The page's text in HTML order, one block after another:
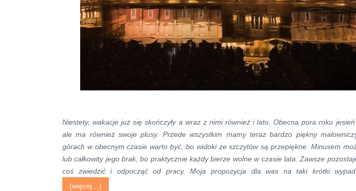
Niestety,wakacje już się skończyły a wraz z nimi również i lato. Obecna pora roku
ale ma również swoje plusy. Przede wszystkim mamy teraz bardzo piękny
górach w obecnym czasie warto być, bo widoki ze szczytów są przepiękne. Minusem
lub całkowity jego brak, bo praktycznie każdy bierze wolne w czasie lata. Zawsze
coś zwiedzić i odpocząć od pracy. Moja propozycja dla was na taki krótki wypad
(więcej…)